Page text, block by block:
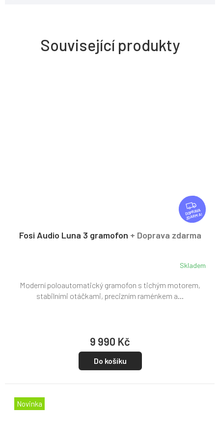
Související produkty
Z
D
A
ZDARMA
Fosi Audio Luna 3 gramofon + Doprava zdarma
Skladem
9 990 Kč
Do košíku
Moderní poloautomatický gramofon s tichým motorem,
stabilními otáčkami, precizním raménkem a...
Novinka